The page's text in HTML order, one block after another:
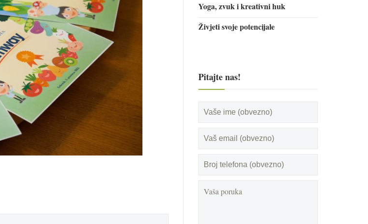
Yoga, zvuk i kreativni huk
Živjeti svoje potencijale
Pitajte nas!